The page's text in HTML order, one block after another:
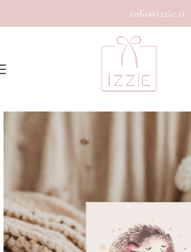
info@izzie.it